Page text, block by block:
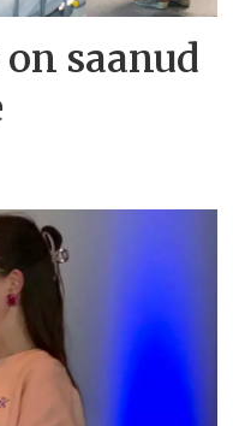
saanud